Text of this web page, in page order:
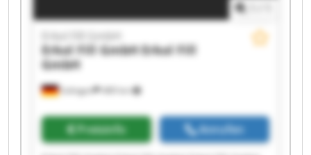
Solingen 489 km
Erkol Fill GmbH
Erkol Fill GmbHErkol Fill
GmbH
Preisinfo Anrufen